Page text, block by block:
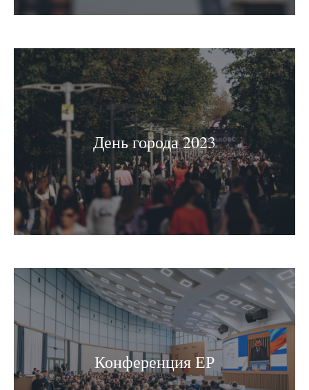
День города 2023
Конференция ЕР